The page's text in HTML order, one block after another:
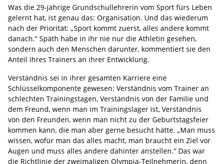
Was die 29-jährige Grundschullehrerin vom Sport fürs Leben
gelernt hat, ist genau das: Organisation. Und das wiederum
nach der Priorität: „Sport kommt zuerst, alles andere kommt
danach.“ Späth habe in ihr nie nur die Athletin gesehen,
sondern auch den Menschen darunter, kommentiert sie den
Anteil ihres Trainers an ihrer Entwicklung.
Verständnis sei in ihrer gesamten Karriere eine
Schlüsselkomponente gewesen: Verständnis vom Trainer an
schlechten Trainingstagen, Verständnis von der Familie und
dem Freund, wenn man im Trainingslager ist, Verständnis
von den Freunden, wenn man nicht zu der Geburtstagsfeier
kommen kann, die man aber gerne besucht hätte. „Man muss
wissen, wofür man das alles macht, man braucht ein Ziel vor
Augen und muss alles andere dahinter anstellen.“ Das war
die Richtlinie der zweimaligen Olympia-Teilnehmerin, denn